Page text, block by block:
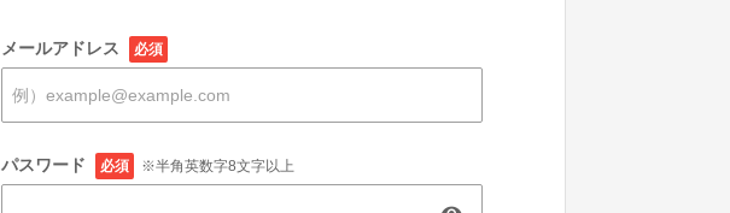
メールアドレス 必須
パスワード 必須 ※半角英数字8文字以上